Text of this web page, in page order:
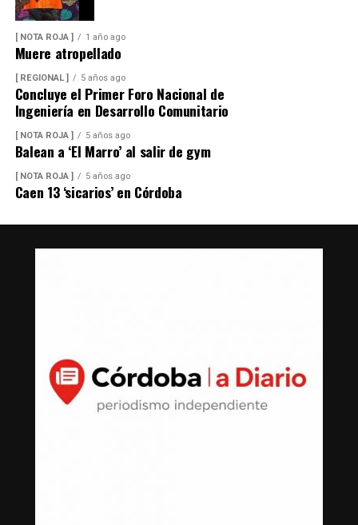
[ NOTA ROJA ] 1 año ago
Muere atropellado
[ REGIONAL ] 5 años ago
Concluye el Primer Foro Nacional de
Ingeniería en Desarrollo Comunitario
[ NOTA ROJA ] 5 años ago
Balean a ‘El Marro’ al salir de gym
[ NOTA ROJA ] 5 años ago
Caen 13 ‘sicarios’ en Córdoba